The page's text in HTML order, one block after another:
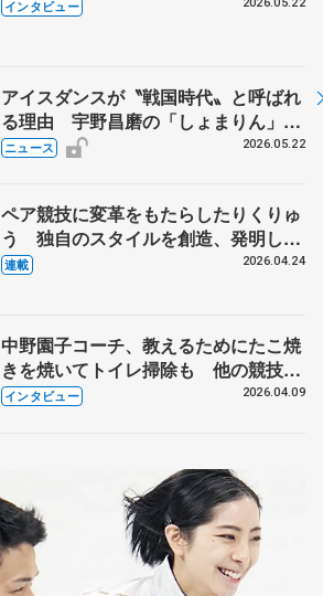
インタビュー
アイスダンスが〝戦国時代〟と呼ばれ
る理由 宇野昌磨の「しょまりん」ら
実力者が相次いで参戦 国内の競争激
ニュース 2026.05.22
ペア競技に変革をもたらしたりくりゅ
う 独自のスタイルを創造、発明した
【引退発表後②】
連載 2026.04.24
中野園子コーチ、教えるためにたこ焼
きを焼いてトイレ掃除も 他の競技に
も通用するという坂本花織の筋肉
インタビュー 2026.04.09